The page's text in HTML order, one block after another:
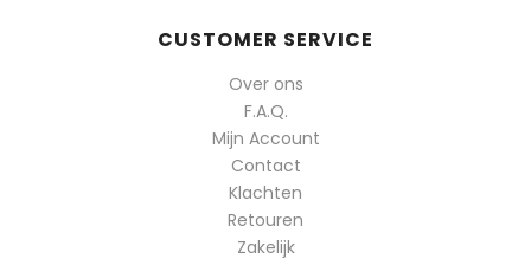
CUSTOMER SERVICE
Over ons
F.A.Q.
Mijn Account
Contact
Klachten
Retouren
Zakelijk